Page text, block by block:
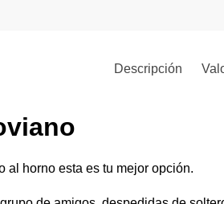
Descripción
al horno esta es tu mejor opción.